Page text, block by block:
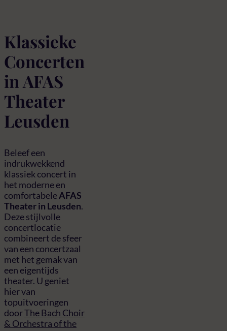
Klassieke
Concerten
in AFAS
Theater
Leusden
Beleef een
indrukwekkend
klassiek concert in
het moderne en
comfortabeleAFAS
Theater in Leusden.
Deze stijlvolle
concertlocatie
combineert de sfeer
van een concertzaal
met het gemak van
een eigentijds
theater. U geniet
hier van
topuitvoeringen
doorThe Bach Choir
& Orchestra of the